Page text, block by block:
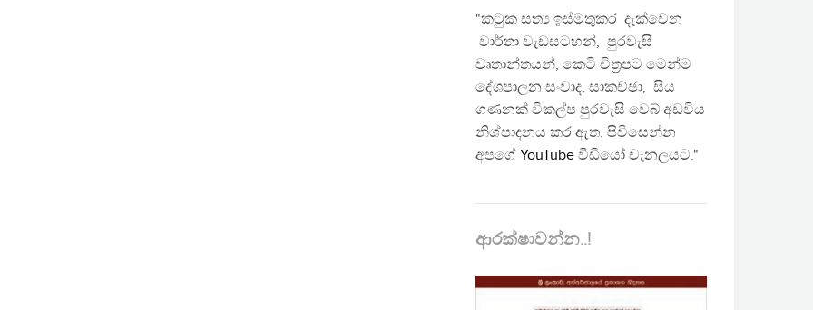
"කටුක සත්‍ය ඉස්මතුකර දැක්වෙන
වාර්තා වැඩසටහන්, පුරවැසි
වෘතාන්තයන්, කෙටි චිත්‍රපට මෙන්ම
දේශපාලන සංවාද, සාකච්ඡා, සිය
ගණනක් විකල්ප පුරවැසි වෙබ් අඩවිය
නිශ්පාදනය කර ඇත. පිවිසෙන්න
අපගේ YouTube වීඩියෝ චැනලයට."
ආරක්ෂාවන්න..!